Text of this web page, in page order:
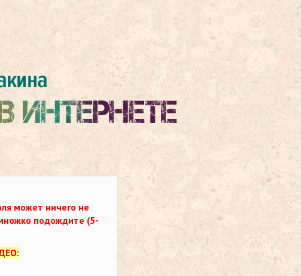
может ничего не
подождите (5-